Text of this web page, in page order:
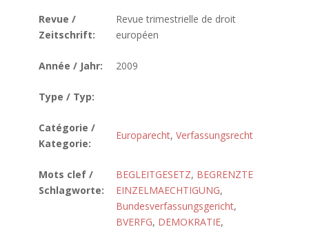
Revue /
Zeitschrift:
Revue trimestrielle de droit
européen
Année / Jahr: 2009
Type / Typ:
Catégorie /
Kategorie:
Europarecht, Verfassungsrecht
Mots clef /
Schlagworte:
BEGLEITGESETZ, BEGRENZTE
EINZELMAECHTIGUNG,
Bundesverfassungsgericht,
BVERFG, DEMOKRATIE,